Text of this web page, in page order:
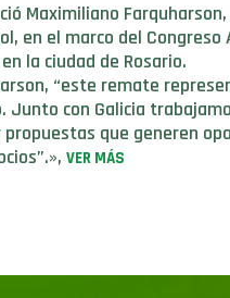
Maximiliano
en el marco del Congreso
la ciudad de Rosario.
“este remate
Junto con Galicia
que generen
VER MÁS